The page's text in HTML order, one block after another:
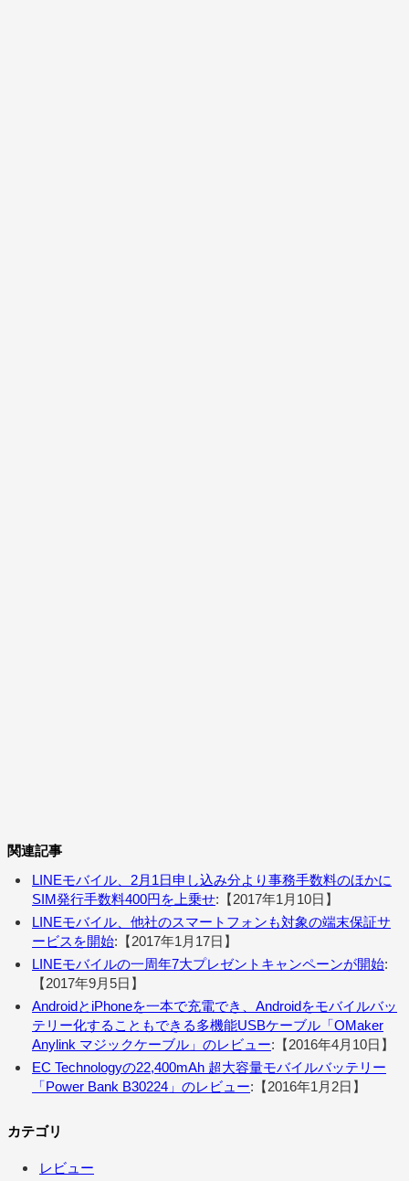
関連記事
LINEモバイル、2月1日申し込み分より事務手数料のほかに
SIM発行手数料400円を上乗せ:【2017年1月10日】
LINEモバイル、他社のスマートフォンも対象の端末保証サ
ービスを開始:【2017年1月17日】
LINEモバイルの一周年7大プレゼントキャンペーンが開始:
【2017年9月5日】
AndroidとiPhoneを一本で充電でき、Androidをモバイルバッ
テリー化することもできる多機能USBケーブル「OMaker
Anylink マジックケーブル」のレビュー:【2016年4月10日】
EC Technologyの22,400mAh 超大容量モバイルバッテリー
「Power Bank B30224」のレビュー:【2016年1月2日】
カテゴリ
レビュー